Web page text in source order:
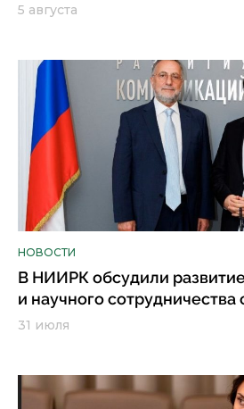
5 августа
НОВОСТИ
В НИИРК обсудили
и научного
31 июля